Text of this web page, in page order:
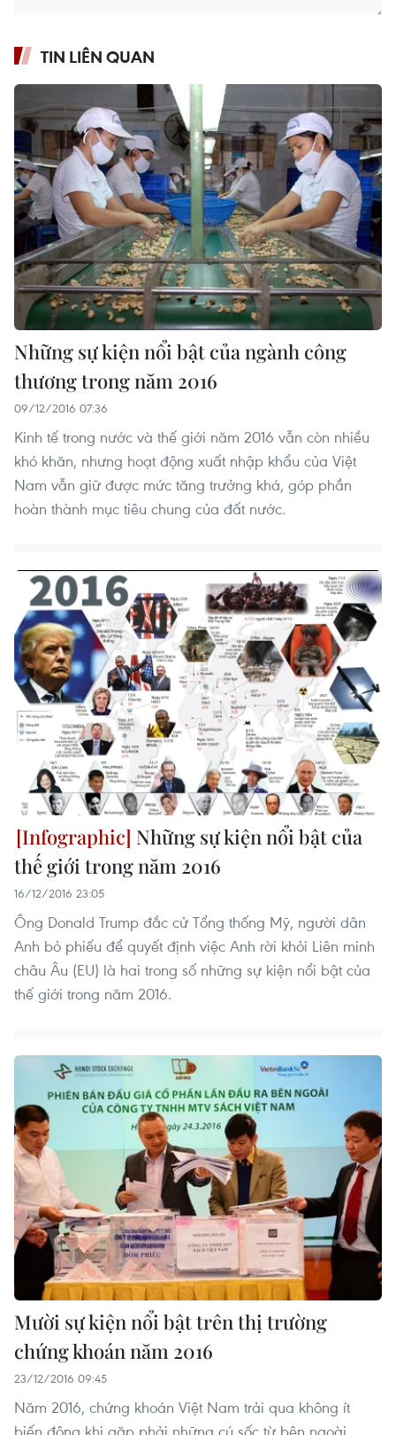
TIN LIÊN QUAN
Những sự kiện nổi bật của ngành công
thương trong năm 2016
09/12/2016 07:36
Kinh tế trong nước và thế giới năm 2016 vẫn còn nhiều
khó khăn, nhưng hoạt động xuất nhập khẩu của Việt
Nam vẫn giữ được mức tăng trưởng khá, góp phần
hoàn thành mục tiêu chung của đất nước.
Những sự kiện nổi bật của
thế giới trong năm 2016
16/12/2016 23:05
Ông Donald Trump đắc cử Tổng thống Mỹ, người dân
Anh bỏ phiếu để quyết định việc Anh rời khỏi Liên minh
châu Âu (EU) là hai trong số những sự kiện nổi bật của
thế giới trong năm 2016.
Mười sự kiện nổi bật trên thị trường
chứng khoán năm 2016
23/12/2016 09:45
Năm 2016, chứng khoán Việt Nam trải qua không ít